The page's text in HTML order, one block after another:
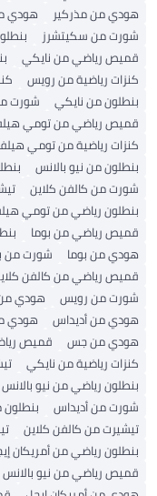
هودي من مذركير
هودي
شورت من سكيتشرز
قميص رياضي من نايكي
كنزات رياضية من رويس
بنطلون من نايكي
شورت
قميص رياضي من تومي
كنزات رياضية من تومي
بنطلون من نيو بالانس
شورت من كالفن كلاين
بنطلون رياضي من تومي
قميص رياضي من بوما
هودي من بوما
شورت من
قميص رياضي من كالفن
شورت من رويس
هودي
هودي من أديداس
هودي
هودي من جس
قميص
كنزات رياضية من نايكي
بنطلون رياضي من نيو بالانس
شورت من أديداس
تيشيرت من كالفن كلاين
بنطلون رياضي من أمريكان
قميص رياضي من نيو بالانس